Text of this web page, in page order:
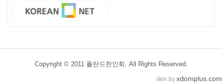
Copyright © 2011 폴란드한인회. All Rights Reserved.
skin by xdomplus.com